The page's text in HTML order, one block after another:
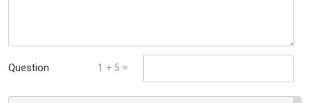
Question
mathématique :
1 + 5 =